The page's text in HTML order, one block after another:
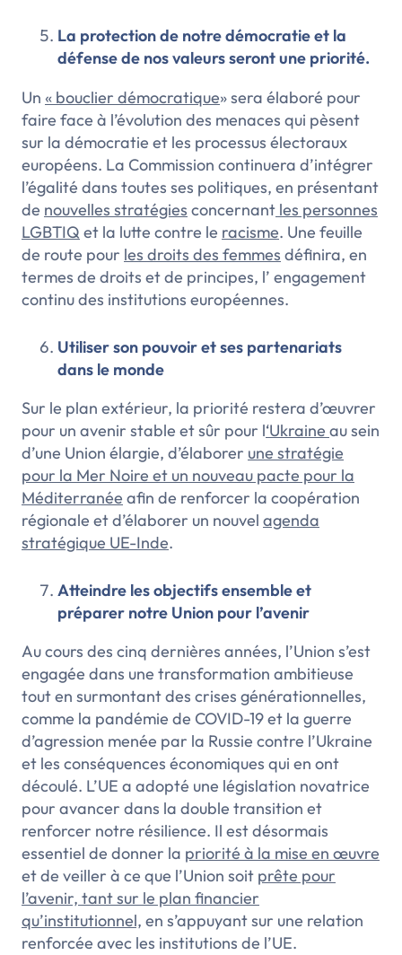
La protection de notre démocratie et la
défense de nos valeurs seront une priorité.
Un « bouclier démocratique» sera élaboré pour
faire face à l’évolution des menaces qui pèsent
sur la démocratie et les processus électoraux
européens. La Commission continuera d’intégrer
l’égalité dans toutes ses politiques, en présentant
de nouvelles stratégies concernant les personnes
LGBTIQ et la lutte contre le racisme. Une feuille
de route pour les droits des femmes définira, en
termes de droits et de principes, l’ engagement
continu des institutions européennes.
Utiliser son pouvoir et ses partenariats
dans le monde
Sur le plan extérieur, la priorité restera d’œuvrer
pour un avenir stable et sûr pour l‘Ukraine au sein
d’une Union élargie, d’élaborer une stratégie
pour la Mer Noire et un nouveau pacte pour la
Méditerranée afin de renforcer la coopération
régionale et d’élaborer un nouvel agenda
stratégique UE-Inde.
Atteindre les objectifs ensemble et
préparer notre Union pour l’avenir
Au cours des cinq dernières années, l’Union s’est
engagée dans une transformation ambitieuse
tout en surmontant des crises générationnelles,
comme la pandémie de COVID-19 et la guerre
d’agression menée par la Russie contre l’Ukraine
et les conséquences économiques qui en ont
découlé. L’UE a adopté une législation novatrice
pour avancer dans la double transition et
renforcer notre résilience. Il est désormais
essentiel de donner la priorité à la mise en œuvre
et de veiller à ce que l’Union soit prête pour
l’avenir, tant sur le plan financier
qu’institutionnel, en s’appuyant sur une relation
renforcée avec les institutions de l’UE.